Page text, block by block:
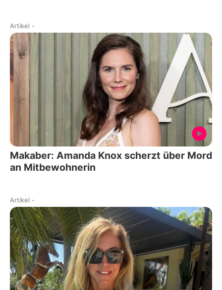
Artikel -
Makaber: Amanda Knox scherzt über Mord
an Mitbewohnerin
Artikel -